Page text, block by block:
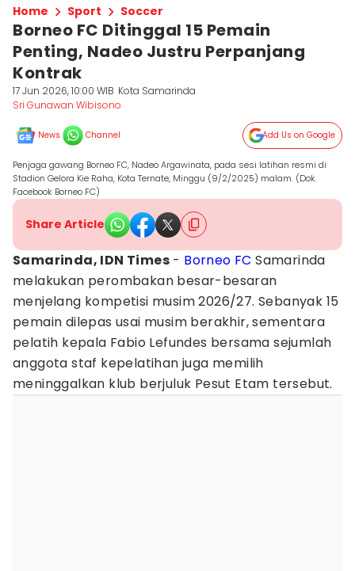
Home Sport Soccer
Borneo FC Ditinggal 15 Pemain
Penting, Nadeo Justru Perpanjang
Kontrak
17 Jun 2026, 10:00 WIB Kota Samarinda
Sri Gunawan Wibisono
News Channel Add Us on Google
Penjaga gawang Borneo FC, Nadeo Argawinata, pada sesi latihan resmi di
Stadion Gelora Kie Raha, Kota Ternate, Minggu (9/2/2025) malam. (Dok.
Facebook Borneo FC)
Share Article
Samarinda, IDN Times - Borneo FC Samarinda
melakukan perombakan besar-besaran
menjelang kompetisi musim 2026/27. Sebanyak 15
pemain dilepas usai musim berakhir, sementara
pelatih kepala Fabio Lefundes bersama sejumlah
anggota staf kepelatihan juga memilih
meninggalkan klub berjuluk Pesut Etam tersebut.